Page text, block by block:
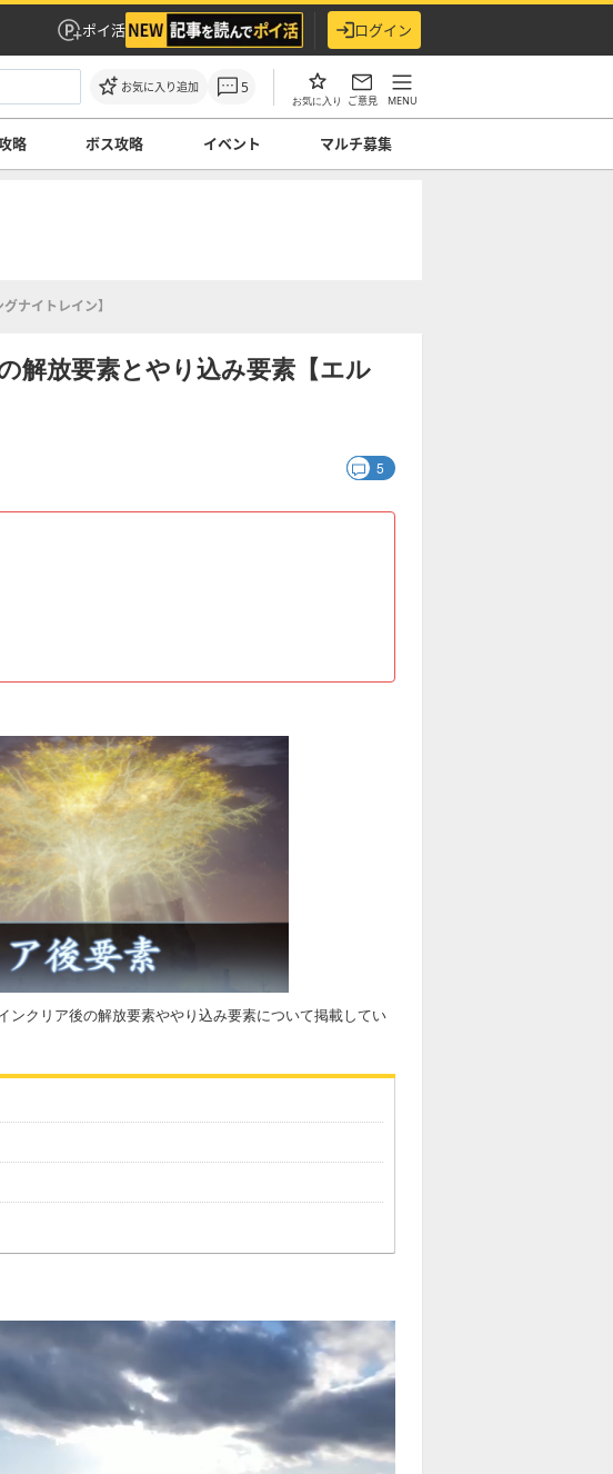
ポイ活 ログイン
お気に入り追加 5
お気に入り ご意見 MENU
略 ボス攻略 イベント マルチ募集
ナイトレイン】
解放要素とやり込み要素【エル
5
ンクリア後の解放要素ややり込み要素について掲載してい